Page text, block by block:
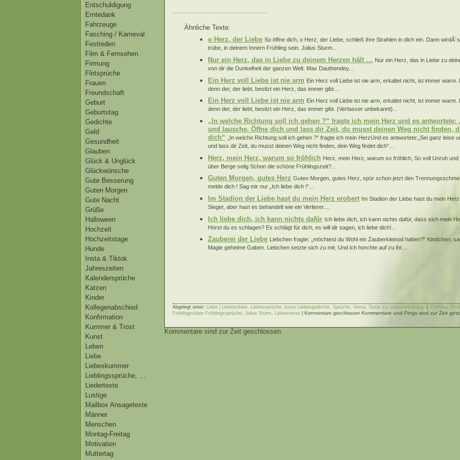
Entschuldigung
Erntedank
Fahrzeuge
Fasching / Karneval
Festreden
Film & Fernsehen
Firmung
Flirtsprüche
Frauen
Freundschaft
Geburt
Geburtstag
Gedichte
Geld
Gesundheit
Glauben
Glück & Unglück
Glückwünsche
Gute Besserung
Guten Morgen
Gute Nacht
Grüße
Halloween
Hochzeit
Hochzeitstage
Hunde
Insta & Tiktok
Jahreszeiten
Kalendersprüche
Katzen
Kinder
Kollegenabschied
Konfirmation
Kummer & Trost
Kunst
Leben
Liebe
Liebeskummer
Lieblingssprüche, …
Liedertexte
Lustige
Mailbox Ansagetexte
Männer
Menschen
Montag-Freitag
Motivation
Muttertag
Ähnliche Texte:
o Herz, der Liebe So öffne dich, o Herz, der Liebe, schließ ihre Strahlen in dich ein. Dann
trübe, in deinem Innern Frühling sein. Julius Sturm...
Nur ein Herz, das in Liebe zu deinem Herzen hält … Nur ein Herz, das in Liebe zu
von dir die Dunkelheit der ganzen Welt. Max Dauthendey...
Ein Herz voll Liebe ist nie arm Ein Herz voll Liebe ist nie arm, erkaltet nicht, ist immer warm.
denn der, der liebt, besitzt ein Herz, das immer gibt....
Ein Herz voll Liebe ist nie arm Ein Herz voll Liebe ist nie arm, erkaltet nicht, ist immer warm.
denn der, der liebt, besitzt ein Herz, das immer gibt. (Verfasser unbekannt)...
„In welche Richtung soll ich gehen ?“ fragte ich mein Herz und es antwortete:
und lausche. Öffne dich und lass dir Zeit, du musst deinen Weg nicht finden,
dich“
„In welche Richtung soll ich gehen ?“ fragte ich mein HerzUnd es antwortete:„Sei ganz leise
und lass dir Zeit, du musst deinen Weg nicht finden, dein Weg findet dich“...
Herz, mein Herz, warum so fröhlich Herz, mein Herz, warum so fröhlich, So voll Unruh
über Berge selig Schon die schöne Frühlingszeit?...
Guten Morgen, gutes Herz Guten Morgen, gutes Herz, spür schon jetzt den
melde dich ! Sag mir nur „Ich liebe dich !“...
Im Stadion der Liebe hast du mein Herz erobert Im Stadion der Liebe hast du mein
Sieger, aber hast es behandelt wie ein Verlierer....
Ich liebe dich, ich kann nichts dafür Ich liebe dich, ich kann nichts dafür, dass sich mein
Hörst du es schlagen? Es schlägt für dich, es will dir sagen, ich liebe dich!...
Zauberei der Liebe
Liebchen fragte: „möchtest du Wohl ein Zauberkleinod haben?“ Kindchen,
Magie geheime Gaben. Liebchen setzte sich zu mir, Und ich horchte auf zu ihr....
Abgelegt unter: Liebe | Liebeszitate, Liebessprüche, kurze Liebesgedichte, Sprüche, Verse, Texte zur Liebeserklärung.
Frühling |
Frühlingszitate Frühlingssprüche Julius Sturm Liebesverse Kommentare geschlossen Kommentare und Pings sind zur Zeit
Kommentare sind zur Zeit geschlossen.